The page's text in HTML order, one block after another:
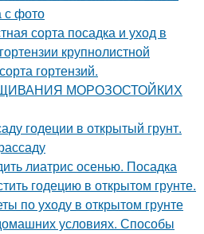
с фото
сорта посадка и уход в
крупнолистной
гортензий.
МОРОЗОСТОЙКИХ
годеции в открытый грунт.
лиатрис осенью. Посадка
годецию в открытом грунте.
по уходу в открытом грунте
условиях. Способы